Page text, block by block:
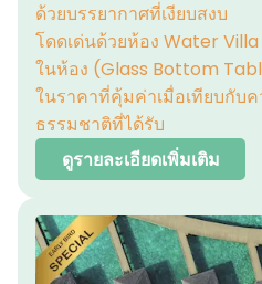
ด้วยบรรยากาศที่เงียบสงบ
โดดเด่นด้วยห้อง Water
ในห้อง (Glass Bottom
ในราคาที่คุ้มค่าเมื่อเทียบกับ
ธรรมชาติที่ได้รับ
ดูรายละเอียดเพิ่มเติม